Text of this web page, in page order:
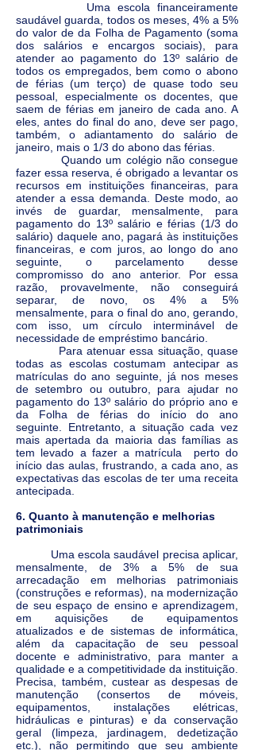
Uma escola financeiramente
saudável guarda, todos os meses, 4% a 5%
do valor de da Folha de Pagamento (soma
dos salários e encargos sociais), para
atender ao pagamento do 13º salário de
todos os empregados, bem como o abono
de férias (um terço) de quase todo seu
pessoal, especialmente os docentes, que
saem de férias em janeiro de cada ano. A
eles, antes do final do ano, deve ser pago,
também, o adiantamento do salário de
janeiro, mais o 1/3 do abono das férias.
Quando um colégio não consegue
fazer essa reserva, é obrigado a levantar os
recursos em instituições financeiras, para
atender a essa demanda. Deste modo, ao
invés de guardar, mensalmente, para
pagamento do 13º salário e férias (1/3 do
salário) daquele ano, pagará às instituições
financeiras, e com juros, ao longo do ano
seguinte, o parcelamento desse
compromisso do ano anterior. Por essa
razão, provavelmente, não conseguirá
separar, de novo, os 4% a 5%
mensalmente, para o final do ano, gerando,
com isso, um círculo interminável de
necessidade de empréstimo bancário.
Para atenuar essa situação, quase
todas as escolas costumam antecipar as
matrículas do ano seguinte, já nos meses
de setembro ou outubro, para ajudar no
pagamento do 13º salário do próprio ano e
da Folha de férias do início do ano
seguinte. Entretanto, a situação cada vez
mais apertada da maioria das famílias as
tem levado a fazer a matrícula perto do
início das aulas, frustrando, a cada ano, as
expectativas das escolas de ter uma receita
antecipada.
6. Quanto à manutenção e melhorias
patrimoniais
Uma escola saudável precisa aplicar,
mensalmente, de 3% a 5% de sua
arrecadação em melhorias patrimoniais
(construções e reformas), na modernização
de seu espaço de ensino e aprendizagem,
em aquisições de equipamentos
atualizados e de sistemas de informática,
além da capacitação de seu pessoal
docente e administrativo, para manter a
qualidade e a competitividade da instituição.
Precisa, também, custear as despesas de
manutenção (consertos de móveis,
equipamentos, instalações elétricas,
hidráulicas e pinturas) e da conservação
geral (limpeza, jardinagem, dedetização
etc.), não permitindo que seu ambiente